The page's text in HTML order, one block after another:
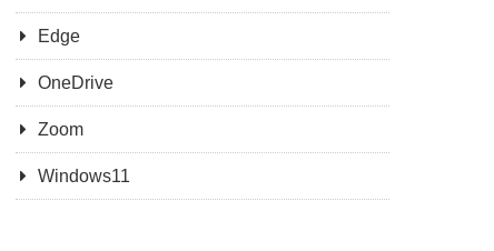
Edge
OneDrive
Zoom
Windows11